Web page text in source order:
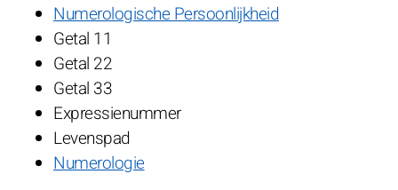
Numerologische Persoonlijkheid
Getal 11
Getal 22
Getal 33
Expressienummer
Levenspad
Numerologie